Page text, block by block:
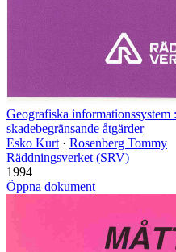
Geografiska
skadebegränsande åtgärder
Esko Kurt · Rosenberg Tommy
Räddningsverket (SRV)
1994
Öppna dokument